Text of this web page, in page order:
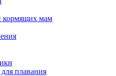
кормящих мам
плавания